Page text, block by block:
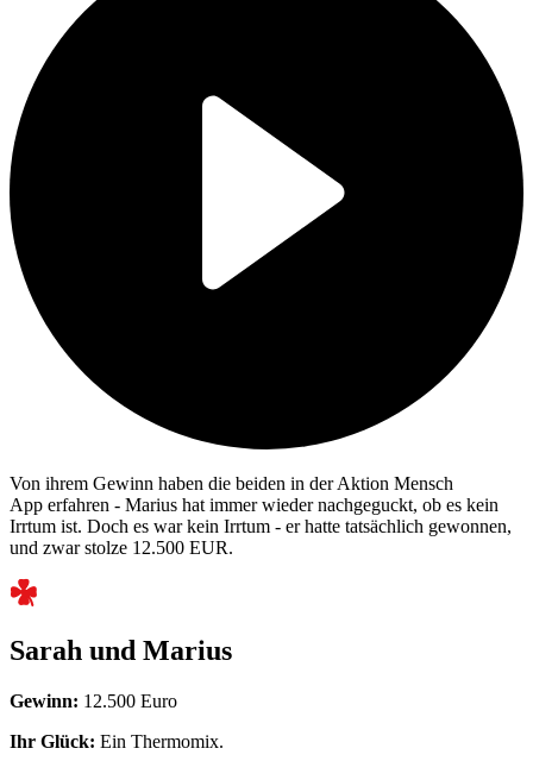
Von ihrem Gewinn haben die beiden in der Aktion Mensch
App erfahren - Marius hat immer wieder nachgeguckt, ob es kein
Irrtum ist. Doch es war kein Irrtum - er hatte tatsächlich gewonnen,
und zwar stolze 12.500 EUR.
Sarah und Marius
Gewinn: 12.500 Euro
Ihr Glück: Ein Thermomix.